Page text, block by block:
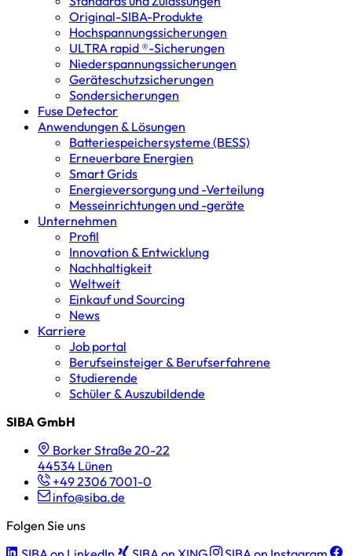
Original-SIBA-Produkte
Hochspannungs­sicherungen
ULTRA rapid ®-Sicherungen
Niederspannungs­sicherungen
Geräteschutz­sicherungen
Sondersicherungen
Fuse Detector
Anwendungen & Lösungen
Batterie­speicher­systeme (BESS)
Erneuerbare Energien
Smart Grids
Energieversorgung und -Verteilung
Messeinrichtungen und -geräte
Unternehmen
Profil
Innovation & Entwicklung
Nachhaltigkeit
Weltweit
Einkauf und Sourcing
News
Karriere
Job portal
Berufseinsteiger & Berufserfahrene
Studierende
Schüler & Auszubildende
SIBA GmbH
Borker Straße 20-22
44534 Lünen
+49 2306 7001-0
info@siba.de
Folgen Sie uns